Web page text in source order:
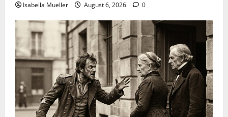
Isabella Mueller August 6, 2026 0